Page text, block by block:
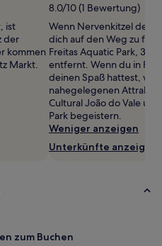
ist
der
kommen
Markt.
8.0/10 (1 Bewertung)
Wenn Nervenkitzel dein
dich auf den Weg zu
Freitas Aquatic Park, 3,4
entfernt. Wenn du in
deinen Spaß hattest,
nahegelegenen
Cultural João do Vale
Park begeistern.
Weniger anzeigen
Unterkünfte anzeigen
zum Buchen